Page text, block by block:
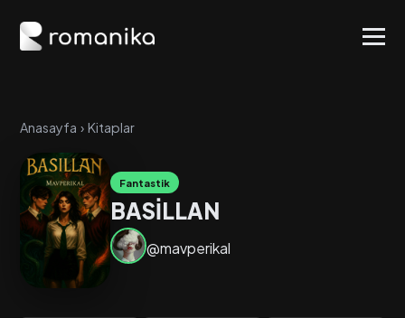
Anasayfa › Kitaplar
Fantastik
BASİLLAN
@mavperikal